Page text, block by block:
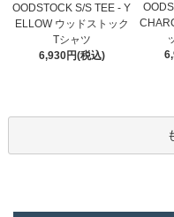
OODSTOCK S/S TEE - Y
ELLOW ウッドストック
Tシャツ
6,930円(税込)